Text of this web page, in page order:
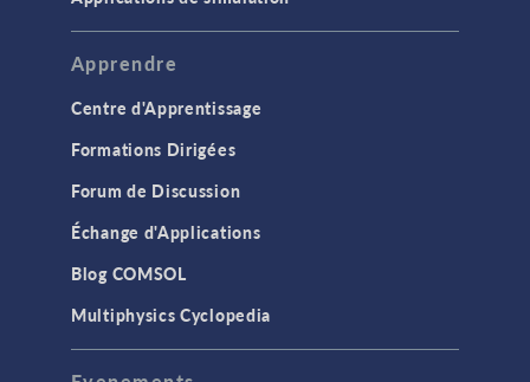
Apprendre
Centre d'Apprentissage
Formations Dirigées
Forum de Discussion
Échange d'Applications
Blog COMSOL
Multiphysics Cyclopedia